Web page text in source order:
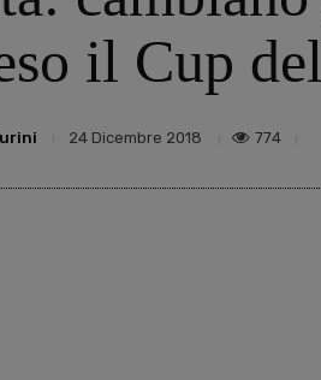
il Cup
24 Dicembre 2018 774